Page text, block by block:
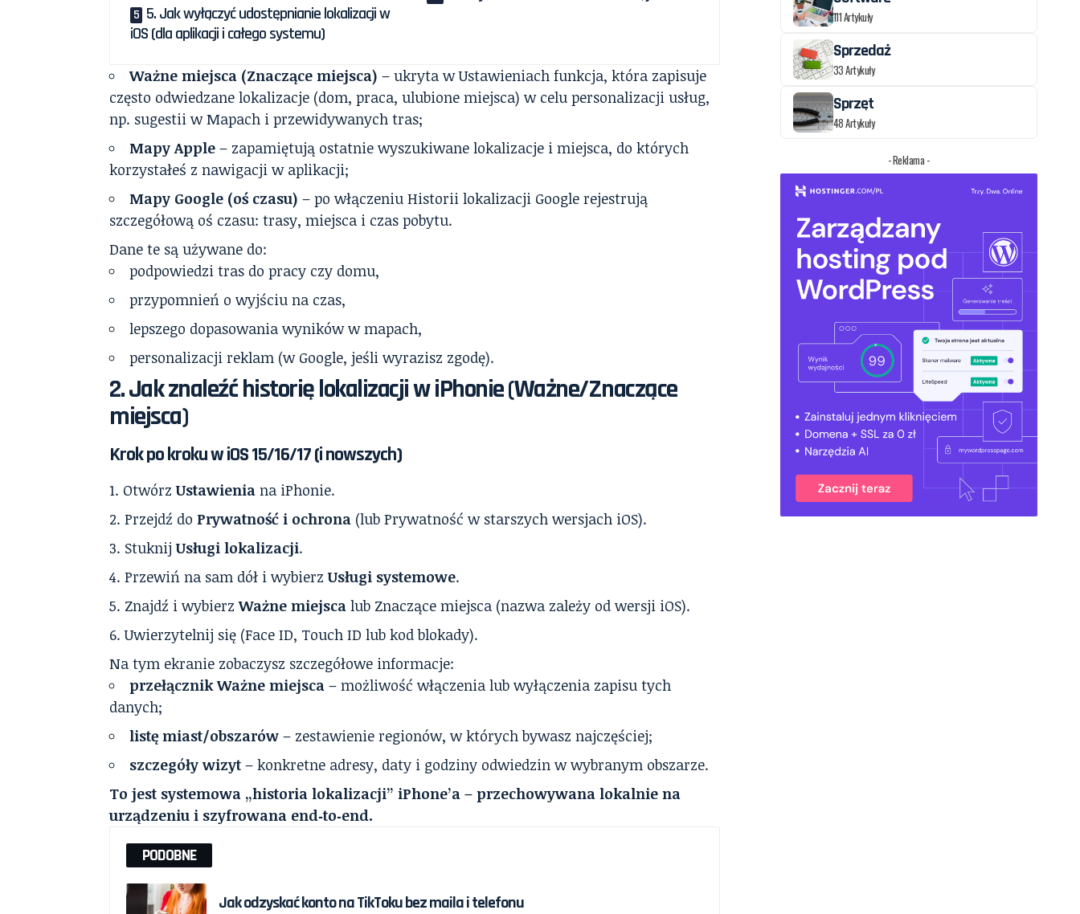
5. Jak wyłączyć udostępnianie lokalizacji w
iOS (dla aplikacji i całego systemu)
Ważne miejsca (Znaczące miejsca) – ukryta w Ustawieniach funkcja, która zapisuje
często odwiedzane lokalizacje (dom, praca, ulubione miejsca) w celu personalizacji usług,
np. sugestii w Mapach i przewidywanych tras;
Mapy Apple – zapamiętują ostatnie wyszukiwane lokalizacje i miejsca, do których
korzystałeś z nawigacji w aplikacji;
Mapy Google (oś czasu) – po włączeniu Historii lokalizacji Google rejestrują
szczegółową oś czasu: trasy, miejsca i czas pobytu.
Dane te są używane do:
podpowiedzi tras do pracy czy domu,
przypomnień o wyjściu na czas,
lepszego dopasowania wyników w mapach,
personalizacji reklam (w Google, jeśli wyrazisz zgodę).
2. Jak znaleźć historię lokalizacji w iPhonie (Ważne/Znaczące
miejsca)
Krok po kroku w iOS 15/16/17 (i nowszych)
OtwórzUstawienia na iPhonie.
Przejdź doPrywatność i ochrona (lub Prywatność w starszych wersjach iOS).
StuknijUsługi lokalizacji.
Przewiń na sam dół i wybierzUsługi systemowe.
Znajdź i wybierzWażne miejsca lub Znaczące miejsca (nazwa zależy od wersji iOS).
Uwierzytelnij się (Face ID, Touch ID lub kod blokady).
Na tym ekranie zobaczysz szczegółowe informacje:
przełącznik Ważne miejsca – możliwość włączenia lub wyłączenia zapisu tych
danych;
listę miast/obszarów – zestawienie regionów, w których bywasz najczęściej;
szczegóły wizyt – konkretne adresy, daty i godziny odwiedzin w wybranym obszarze.
To jest systemowa „historia lokalizacji” iPhone’a – przechowywana lokalnie na
urządzeniu i szyfrowana end‑to‑end.
PODOBNE
Jak odzyskać konto na TikToku bez maila i telefonu
111 Artykuły
Sprzedaż
33 Artykuły
Sprzęt
48 Artykuły
- Reklama -